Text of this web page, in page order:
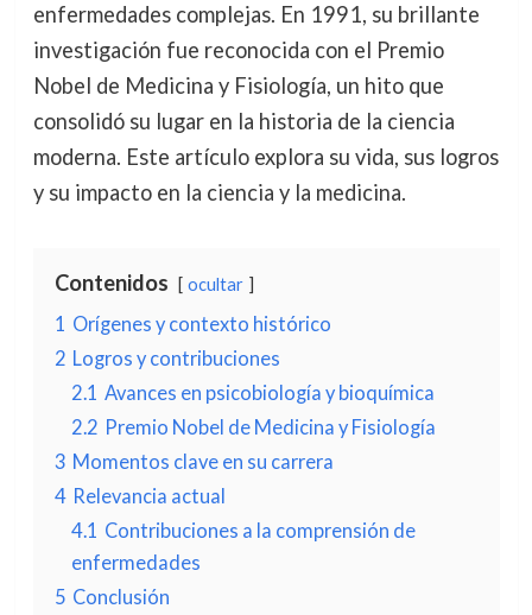
enfermedades complejas. En 1991, su brillante
investigación fue reconocida con el Premio
Nobel de Medicina y Fisiología, un hito que
consolidó su lugar en la historia de la ciencia
moderna. Este artículo explora su vida, sus logros
y su impacto en la ciencia y la medicina.
Contenidos ocultar
1 Orígenes y contexto histórico
2 Logros y contribuciones
2.1 Avances en psicobiología y bioquímica
2.2 Premio Nobel de Medicina y Fisiología
3 Momentos clave en su carrera
4 Relevancia actual
4.1 Contribuciones a la comprensión de
enfermedades
5 Conclusión